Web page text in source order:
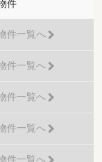
件
件一覧へ
件一覧へ
件一覧へ
件一覧へ
件一覧へ